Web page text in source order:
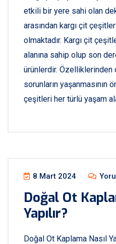
etkili bir yere sahi olan
arasından kargı çit
olmaktadır. Kargı çit
alanına sahip olup son
ürünlerdir. Özelliklerinden
sorunların yaşanmasının
çeşitleri her türlü yaşam
8 Mart 2024
Doğal Ot
Yapılır?
Doğal Ot Kaplama Nasıl